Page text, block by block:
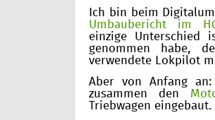
Ich bin beim
Umbaubericht im
einzige
genommen habe,
verwendete Lokpilot
Aber von Anfang
zusammen den
Triebwagen eingebaut.